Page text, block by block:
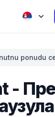
ponudu
-